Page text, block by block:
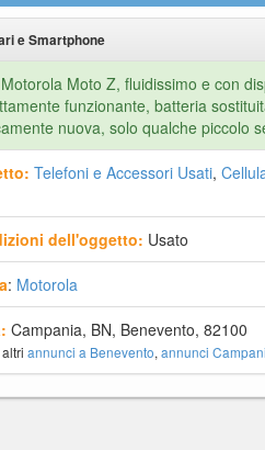
e Smartphone
Moto Z, fluidissimo e con
funzionante, batteria
nuova, solo qualche piccolo
Telefoni e Accessori Usati,
dell'oggetto: Usato
: Motorola
Campania, BN, Benevento, 82100
annunci a Benevento, annunci